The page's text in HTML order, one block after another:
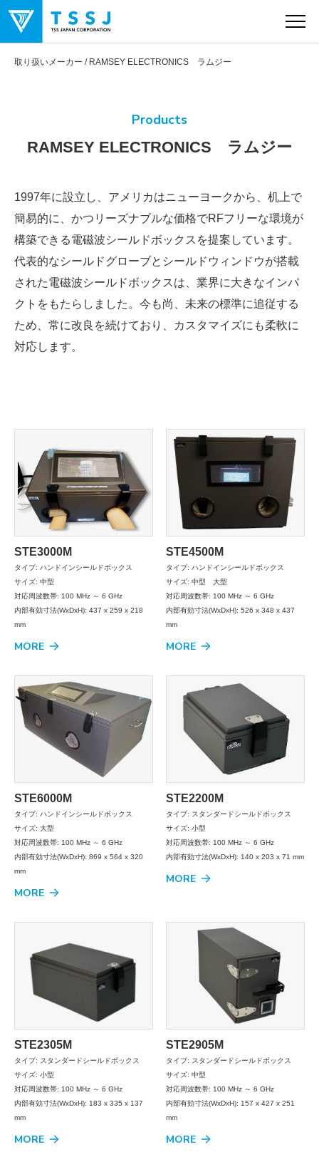
特集
取り扱いメーカー
見る
会社情報
お問い合わせ
取り扱いメーカー RAMSEY ELECTRONICS ラムジー
Products
RAMSEY ELECTRONICS ラムジー
1997年に設立し、アメリカはニューヨークから、机上で
簡易的に、かつリーズナブルな価格でRFフリーな環境が
構築できる電磁波シールドボックスを提案しています。
代表的なシールドグローブとシールドウィンドウが搭載
された電磁波シールドボックスは、業界に大きなインパ
クトをもたらしました。今も尚、未来の標準に追従する
ため、常に改良を続けており、カスタマイズにも柔軟に
対応します。
STE3000M
タイプ: ハンドインシールドボックス
サイズ: 中型
対応周波数帯: 100 MHz ～ 6 GHz
内部有効寸法(WxDxH): 437 x 259 x 218
mm
MORE
STE4500M
タイプ: ハンドインシールドボックス
サイズ: 中型 大型
対応周波数帯: 100 MHz ～ 6 GHz
内部有効寸法(WxDxH): 526 x 348 x 437
mm
MORE
STE6000M
タイプ: ハンドインシールドボックス
サイズ: 大型
対応周波数帯: 100 MHz ～ 6 GHz
内部有効寸法(WxDxH): 869 x 564 x 320
mm
MORE
STE2200M
タイプ: スタンダードシールドボックス
サイズ: 小型
対応周波数帯: 100 MHz ～ 6 GHz
内部有効寸法(WxDxH): 140 x 203 x 71 mm
MORE
STE2305M
タイプ: スタンダードシールドボックス
サイズ: 小型
対応周波数帯: 100 MHz ～ 6 GHz
内部有効寸法(WxDxH): 183 x 335 x 137
mm
MORE
STE2905M
タイプ: スタンダードシールドボックス
サイズ: 中型
対応周波数帯: 100 MHz ～ 6 GHz
内部有効寸法(WxDxH): 157 x 427 x 251
mm
MORE